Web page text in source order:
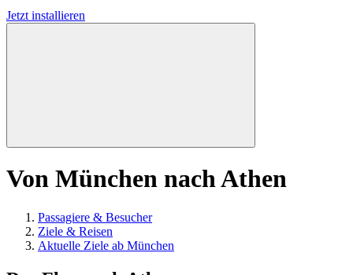
Jetzt installieren
Von München nach Athen
Passagiere & Besucher
Ziele & Reisen
Aktuelle Ziele ab München